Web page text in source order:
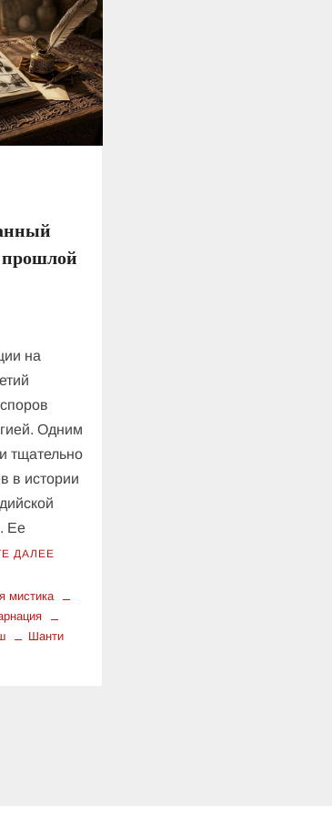
на
Одним
тщательно
в истории
Ее
ДАЛЕЕ
мистика
Шанти